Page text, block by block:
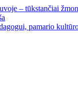
– tūkstančiai
pamario